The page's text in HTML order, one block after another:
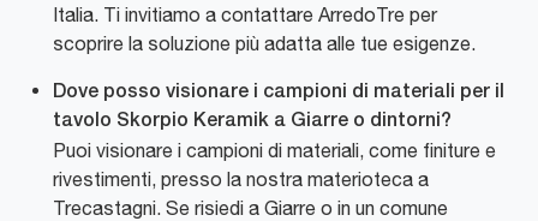
Italia. Ti invitiamo a contattare ArredoTre per
scoprire la soluzione più adatta alle tue esigenze.
Dove posso visionare i campioni di materiali per il
tavolo Skorpio Keramik a Giarre o dintorni?
Puoi visionare i campioni di materiali, come finiture e
rivestimenti, presso la nostra materioteca a
Trecastagni. Se risiedi a Giarre o in un comune